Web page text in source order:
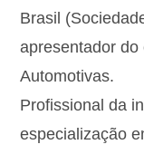
Brasil
apresentador
Automotivas.
Profissional da
especialização